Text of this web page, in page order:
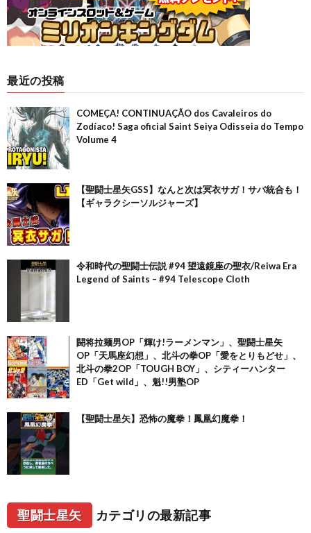
最近の投稿
COMEÇA! CONTINUAÇÃO dos Cavaleiros do
Zodíaco! Saga oficial Saint Seiya Odisseia do Tempo
Volume 4
【聖闘士星矢GSS】なんと次は冥衣サガ！サバ統合も！
【ギャラクシーソルジャーズ】
令和時代の聖闘士伝説 #94 望遠鏡座の聖衣/Reiwa Era
Legend of Saints – #94 Telescope Cloth
闘将拉麺男OP「輝け!ラーメンマン」、聖闘士星矢
OP「天馬座幻想」、北斗の拳OP「愛をとりもどせ」、
北斗の拳2OP「TOUGH BOY」、シティーハンター
ED「Get wild」、魁!!男塾OP
【聖闘士星矢】恐怖の魔拳！鳳凰幻魔拳！
聖闘士星矢 カテゴリの最新記事